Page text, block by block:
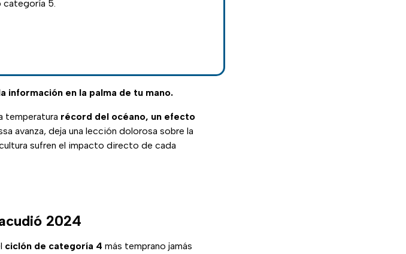
categoría 5.
información en la palma de tu mano.
temperatura récord del océano, un efecto
avanza, deja una lección dolorosa sobre la
sufren el impacto directo de cada
2024
ciclón de categoría 4 más temprano jamás